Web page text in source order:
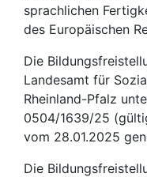
sprachlichen
des Europäischen
Die
Landesamt für
Rheinland-Pfalz
0504/1639/25
vom 28.01.2025
Die